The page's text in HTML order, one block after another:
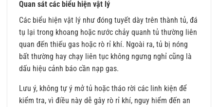
Quan sát các biểu hiện vật lý
Các biểu hiện vật lý như đóng tuyết dày trên thành tủ, đá
tụ lại trong khoang hoặc nước chảy quanh tủ thường liên
quan đến thiếu gas hoặc rò rỉ khí. Ngoài ra, tủ bị nóng
bất thường hay chạy liên tục không ngưng nghỉ cũng là
dấu hiệu cảnh báo cần nạp gas.
Lưu ý, không tự ý mở tủ hoặc tháo rời các linh kiện để
kiểm tra, vì điều này dễ gây rò rỉ khí, nguy hiểm đến an